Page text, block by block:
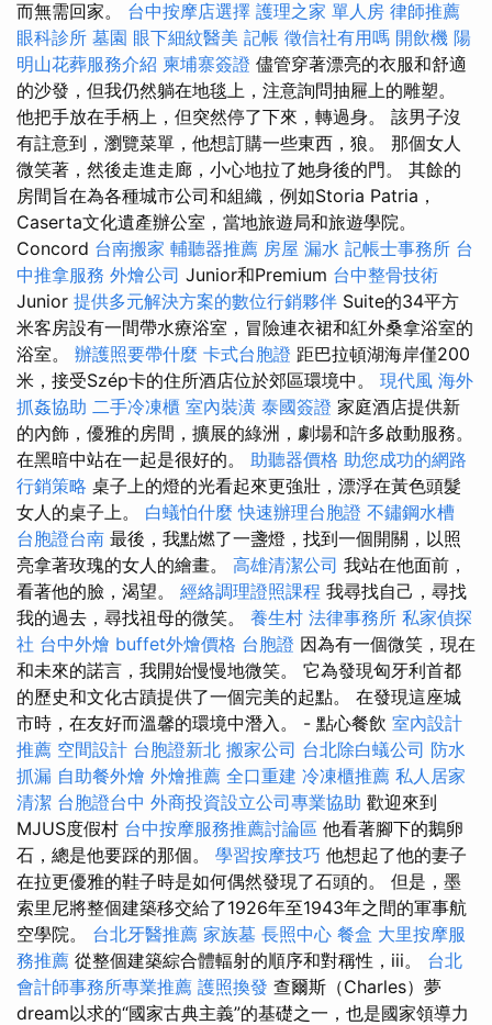
而無需回家。 台中按摩店選擇 護理之家 單人房 律師推薦
眼科診所 墓園 眼下細紋醫美 記帳 徵信社有用嗎 開飲機 陽
明山花葬服務介紹 柬埔寨簽證 儘管穿著漂亮的衣服和舒適
的沙發，但我仍然躺在地毯上，注意詢問抽屜上的雕塑。
他把手放在手柄上，但突然停了下來，轉過身。 該男子沒
有註意到，瀏覽菜單，他想訂購一些東西，狼。 那個女人
微笑著，然後走進走廊，小心地拉了她身後的門。 其餘的
房間旨在為各種城市公司和組織，例如Storia Patria，
Caserta文化遺產辦公室，當地旅遊局和旅遊學院。
Concord 台南搬家 輔聽器推薦 房屋 漏水 記帳士事務所 台
中推拿服務 外燴公司 Junior和Premium 台中整骨技術
Junior 提供多元解決方案的數位行銷夥伴 Suite的34平方
米客房設有一間帶水療浴室，冒險連衣裙和紅外桑拿浴室的
浴室。 辦護照要帶什麼 卡式台胞證 距巴拉頓湖海岸僅200
米，接受Szép卡的住所酒店位於郊區環境中。 現代風 海外
抓姦協助 二手冷凍櫃 室內裝潢 泰國簽證 家庭酒店提供新
的內飾，優雅的房間，擴展的綠洲，劇場和許多啟動服務。
在黑暗中站在一起是很好的。 助聽器價格 助您成功的網路
行銷策略 桌子上的燈的光看起來更強壯，漂浮在黃色頭髮
女人的桌子上。 白蟻怕什麼 快速辦理台胞證 不鏽鋼水槽
台胞證台南 最後，我點燃了一盞燈，找到一個開關，以照
亮拿著玫瑰的女人的繪畫。 高雄清潔公司 我站在他面前，
看著他的臉，渴望。 經絡調理證照課程 我尋找自己，尋找
我的過去，尋找祖母的微笑。 養生村 法律事務所 私家偵探
社 台中外燴 buffet外燴價格 台胞證 因為有一個微笑，現在
和未來的諾言，我開始慢慢地微笑。 它為發現匈牙利首都
的歷史和文化古蹟提供了一個完美的起點。 在發現這座城
市時，在友好而溫馨的環境中潛入。 - 點心餐飲 室內設計
推薦 空間設計 台胞證新北 搬家公司 台北除白蟻公司 防水
抓漏 自助餐外燴 外燴推薦 全口重建 冷凍櫃推薦 私人居家
清潔 台胞證台中 外商投資設立公司專業協助 歡迎來到
MJUS度假村 台中按摩服務推薦討論區 他看著腳下的鵝卵
石，總是他要踩的那個。 學習按摩技巧 他想起了他的妻子
在拉更優雅的鞋子時是如何偶然發現了石頭的。 但是，墨
索里尼將整個建築移交給了1926年至1943年之間的軍事航
空學院。 台北牙醫推薦 家族墓 長照中心 餐盒 大里按摩服
務推薦 從整個建築綜合體輻射的順序和對稱性，iii。 台北
會計師事務所專業推薦 護照換發 查爾斯（Charles）夢
dream以求的“國家古典主義”的基礎之一，也是國家領導力